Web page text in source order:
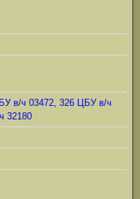
в/ч 03472, 326 ЦБУ в/ч
32180